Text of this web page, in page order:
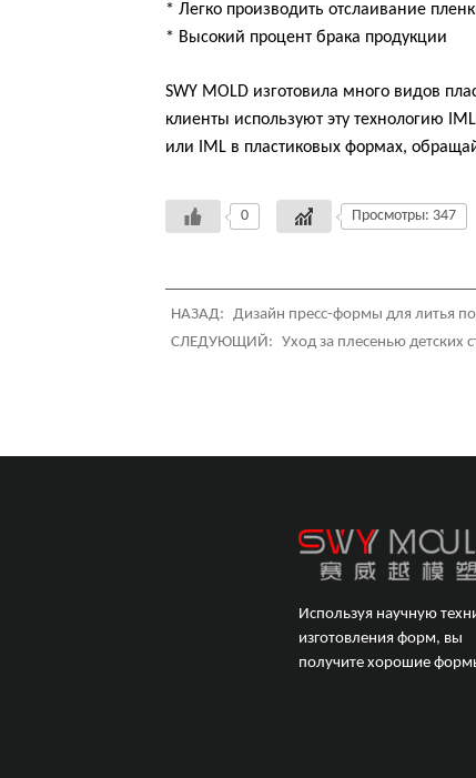
* Легко производить отслаивание
* Высокий процент брака продукции
SWY MOLD изготовила много видов
клиенты используют эту технологию
или IML в пластиковых формах,
0 Просмотры: 347
НАЗАД:
Дизайн пресс-формы для литья
СЛЕДУЮЩИЙ:
Уход за плесенью детских
Используя научную
изготовления форм, вы
получите хорошие